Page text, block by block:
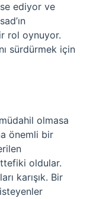
ediyor ve
rol oynuyor.
sürdürmek için
olmasa
önemli bir
oldular.
karışık. Bir